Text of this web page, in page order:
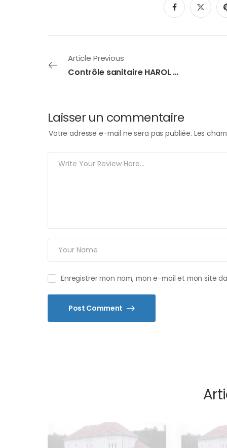
Article Previous
Contrôle sanitaire HAROL du 15/04/2025
Laisser un commentaire
Votre adresse e-mail ne sera pas publiée. Les
Enregistrer mon nom, mon e-mail et mon site
Post Comment